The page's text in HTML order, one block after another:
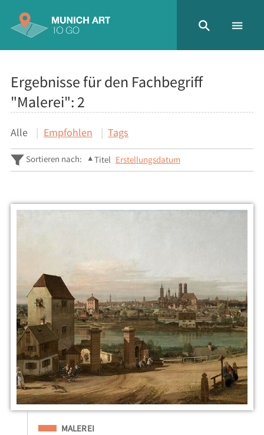
Ergebnisse für den Fachbegriff
"Malerei": 2
Alle Empfohlen Tags
Sortieren nach: Titel Erstellungsdatum
Eingeordnet unter
MALEREI